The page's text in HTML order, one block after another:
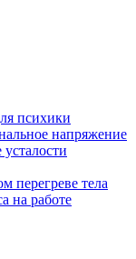
психики
напряжение
перегреве тела
на работе